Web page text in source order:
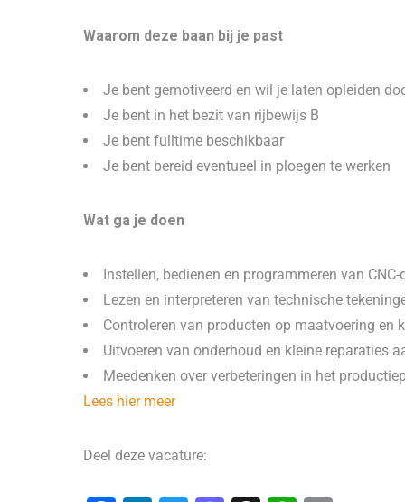
Waarom deze baan bij je past
Je bent gemotiveerd en wil je laten opleiden
Je bent in het bezit van rijbewijs B
Je bent fulltime beschikbaar
Je bent bereid eventueel in ploegen te werken
Wat ga je doen
Instellen, bedienen en programmeren van
Lezen en interpreteren van technische
Controleren van producten op maatvoering en
Uitvoeren van onderhoud en kleine reparaties
Meedenken over verbeteringen in het
Lees hier meer
Deel deze vacature: